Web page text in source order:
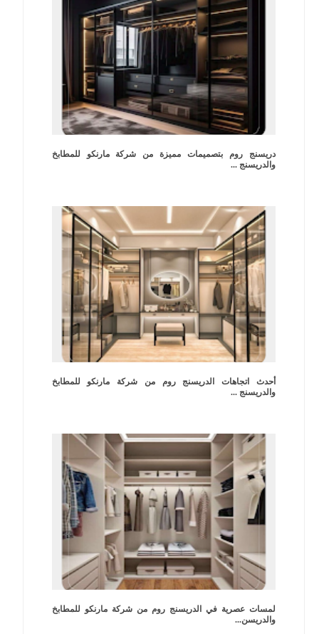
دريسنج روم بتصميمات مميزة من شركة مارنكو للمطابخ
والدريسنج ...
أحدث اتجاهات الدريسنج روم من شركة مارنكو للمطابخ
والدريسنج ...
لمسات عصرية في الدريسنج روم من شركة مارنكو للمطابخ
والدريسن...